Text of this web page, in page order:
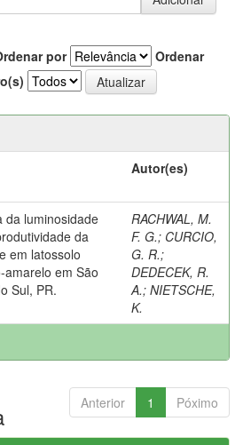
por
Ordenar
Autor(es)
da luminosidade
da
em latossolo
amarelo em São
Sul, PR.
RACHWAL, M.
F. G.; CURCIO,
G. R.;
DEDECEK, R.
A.; NIETSCHE,
K.
Anterior 1 Póximo